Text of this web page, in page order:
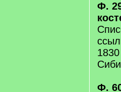
Ф.
Ф.